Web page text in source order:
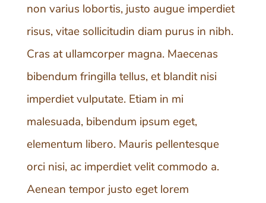
non varius lobortis, justo augue imperdiet
risus, vitae sollicitudin diam purus in nibh.
Cras at ullamcorper magna. Maecenas
bibendum fringilla tellus, et blandit nisi
imperdiet vulputate. Etiam in mi
malesuada, bibendum ipsum eget,
elementum libero. Mauris pellentesque
orci nisi, ac imperdiet velit commodo a.
Aenean tempor justo eget lorem